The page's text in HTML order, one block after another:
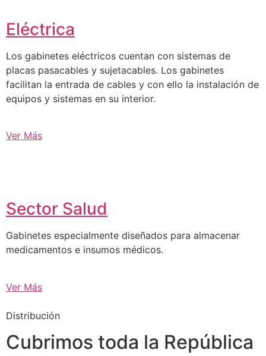
Eléctrica
Los gabinetes eléctricos cuentan con sistemas de
placas pasacables y sujetacables. Los gabinetes
facilitan la entrada de cables y con ello la instalación de
equipos y sistemas en su interior.
Ver Más
Sector Salud
Gabinetes especialmente diseñados para almacenar
medicamentos e insumos médicos.
Ver Más
Distribución
Cubrimos toda la República